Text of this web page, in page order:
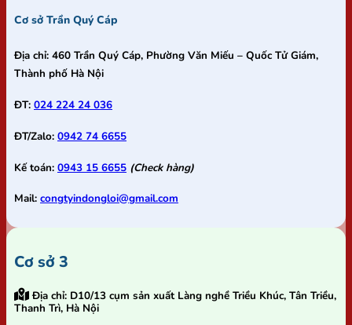
Cơ sở Trần Quý Cáp
Địa chỉ: 460 Trần Quý Cáp, Phường Văn Miếu – Quốc Tử Giám,
Thành phố Hà Nội
ĐT: 024 224 24 036
ĐT/Zalo: 0942 74 6655
Kế toán: 0943 15 6655 (Check hàng)
Mail: congtyindongloi@gmail.com
Cơ sở 3
Địa chỉ: D10/13 cụm sản xuất Làng nghề Triều Khúc, Tân Triều,
Thanh Trì, Hà Nội